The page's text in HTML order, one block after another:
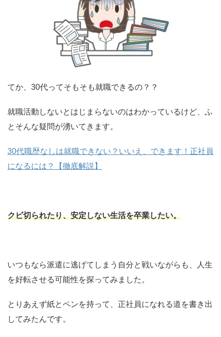
てか、30代ってそもそも就職できるの？？
就職活動しないとはじまらないのはわかっているけど、ふ
とそんな疑問が湧いてきます。
30代職歴なしは就職できない？いいえ、できます！正社員
になるには？【徹底解説】
クビ切られたり、安定しない生活を卒業したい。
いつもなら派遣に逃げてしまう自分と戦いながらも、人生
を好転させる可能性を探ってみました。
とりあえず紙とペンを持って、正社員になれる道を書き出
してみたんです。